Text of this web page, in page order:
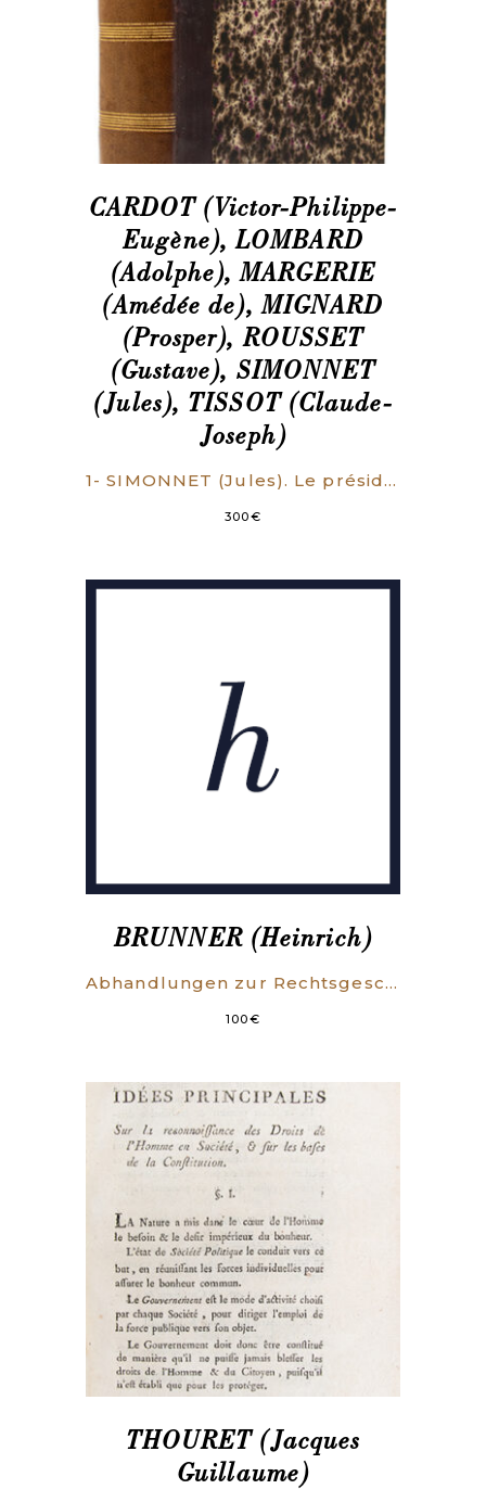
CARDOT (Victor-Philippe-
Eugène), LOMBARD
(Adolphe), MARGERIE
(Amédée de), MIGNARD
(Prosper), ROUSSET
(Gustave), SIMONNET
(Jules), TISSOT (Claude-
Joseph)
1- SIMONNET (Jules). Le président Fauchet. Sa vie et ses ouvrages. Paris, Auguste Durand, 1864. 52 p. Extrait de la Revue historique de droit français et étranger , septembre-octobre 1863. 2- SIMONNET (Jules). De l’utilité d’une histoire raisonnée et d’une philosophie du droit pénal. Paris, Cotillon, 1860. 32 p. Envoi de l’auteur. 3- TISSOT (Joseph). Notice sur l’établissement et les statuts de l’inquisition en Franche-Comté, influence de cette institution sur les lois et la jurisprudence du pays. [Paris], Imprimerie impériale, 1866. 42 p., (1) f. blanc. 4- CARDOT (Victor-Philippe-Eugène). Cour d’appel de Dijon. Audience solennelle de rentrée du vendredi 3 novembre 1876. Bernard-Hector Pouffier, conseiller-doyen au parlement de Bourgogne. Discours prononcé par M. Cardot. Dijon, Imprimerie Darantière, 1876. 37 p. et (3) p. blanches. 5- MIGNARD (Prosper). Eloge de Jean Frantin. Dijon, Lamarche, 1864. 31, (1) p. 6- LOMBARD (Adolphe). Etude sur Joubert. Discours de réception. Nancy, Imprimerie de Ve Raybois, 1863. 24 p. Extrait des Mémoires de l’Académie Stanislas, 1863. 7- ROUSSET (Gustave). Commentaire-traité de la loi sur l’instruction des flagrants délits (20 mai 1863). Paris, Cotillon, 1863. 31 p. 8- ROUSSET (Gustave). De la création des chambres correctionnelles d’un seul juge à l’effet d’abréger la détention préventive. Paris, Cotillon, 1862. 27 p. 9- CHAUFFARD (Dr). De la loi actuelle sur les enfants-trouvés et de la nécessité de rétablir les tours. Avignon, Aubanel frères, 1861. 19 p. 10- GIRAUD (Ch.). Des libertés de l’église gallicane. Paris, Videcoq, 1845. 54 p. et (1) f. blanc. 11- MARGERIE (Amédée de). La philosophie négative de la philosophie chrétienne. Nancy, chez tous les libraires, 1864. (2) f.,56 p. 12- MEAUNE (E.). Du droit de réduction par le Conseil d’Etat des libéralités faites aux corps moraux publics. Paris, Cosse et Marchal, 1863. 55 p. Envoi de l’auteur. 13- Affaire Lesurques. Réquisitoire de M. le procureur général Delangle. Audience du 11 décembre 1868. Paris, Imprimerie Ch. Lahure, 1869. 71 p., non coupé. 14- ROYER (de). Sénat – Session de 1863. Pétitions des polonais (N° 38 et 219). Rapport et discours de M. le premier Président de Royer. Question préjudicielle relative à l’exercice du droit de pétition par les étrangers. Extraits des procès-verbaux des séances des 17 mars, 28 avril et 1er mai. Paris, Typographie Ch. Lahure, 1863. 61, (3) p. 15- DUPIN. Sénat. Affaires de Pologne. Discours prononcé par M. le procureur général Dupin. Séance du 18 décembre 1863. Paris, Typographie Ch. Lahure, 1863. 20 p.
300€
BRUNNER (Heinrich)
Abhandlungen zur Rechtsgeschichte. Gesammelte Aufsätze. Hrsg. von Karl Rauch. [ Band I und II].
100€
THOURET (Jacques
Guillaume)